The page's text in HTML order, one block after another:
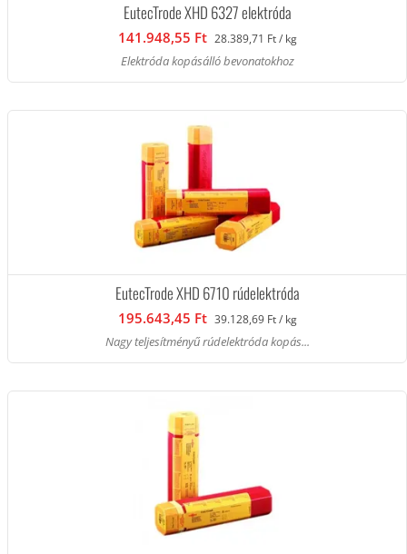
EutecTrode XHD 6327 elektróda
141.948,55 Ft 28.389,71 Ft / kg
Elektróda kopásálló bevonatokhoz
EutecTrode XHD 6710 rúdelektróda
195.643,45 Ft 39.128,69 Ft / kg
Nagy teljesítményű rúdelektróda kopás...